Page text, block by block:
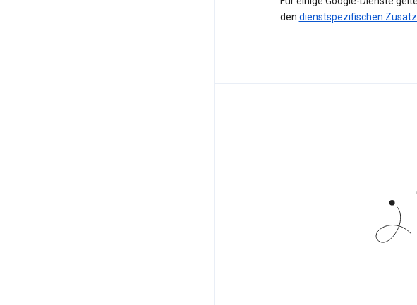
den dienstspezifischen